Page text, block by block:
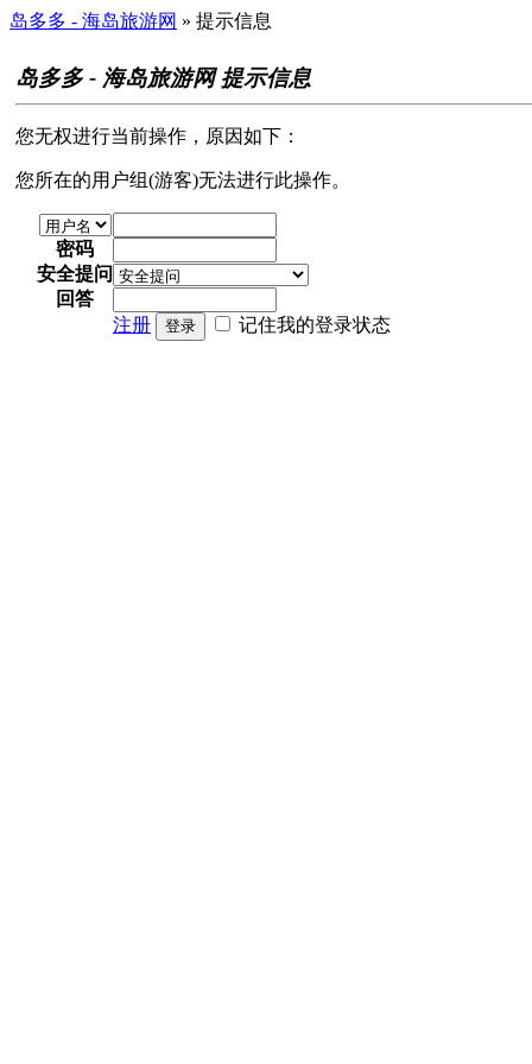
岛多多 - 海岛旅游网 » 提示信息
岛多多 - 海岛旅游网 提示信息
您无权进行当前操作，原因如下：
您所在的用户组(游客)无法进行此操作。
密码
安全提问
回答
注册
登录 记住我的登录状态